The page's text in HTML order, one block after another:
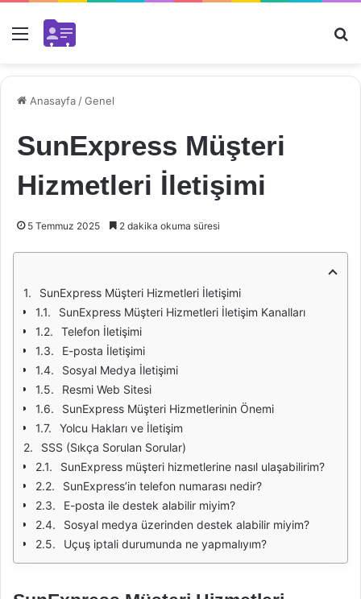
Menü
Anasayfa /Genel
SunExpress Müşteri
Hizmetleri İletişimi
5 Temmuz 2025 2 dakika okuma süresi
SunExpress Müşteri Hizmetleri İletişimi
SunExpress Müşteri Hizmetleri İletişim Kanalları
Telefon İletişimi
E-posta İletişimi
Sosyal Medya İletişimi
Resmi Web Sitesi
SunExpress Müşteri Hizmetlerinin Önemi
Yolcu Hakları ve İletişim
SSS (Sıkça Sorulan Sorular)
SunExpress müşteri hizmetlerine nasıl ulaşabilirim?
SunExpress’in telefon numarası nedir?
E-posta ile destek alabilir miyim?
Sosyal medya üzerinden destek alabilir miyim?
Uçuş iptali durumunda ne yapmalıyım?